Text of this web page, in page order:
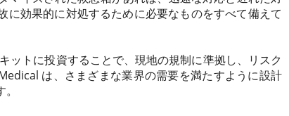
に効果的に対処するために必要なものをすべて備えて
ットに投資することで、現地の規制に準拠し、リスク
は、さまざまな業界の需要を満たすように設計